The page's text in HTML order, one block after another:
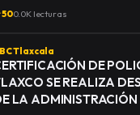
de 2026
500.0K lecturas
Tlaxcala
DE
SE REALIZA
LA ADMINISTRACIÓN